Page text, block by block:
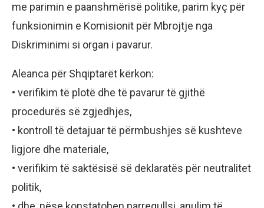
me parimin e paanshmërisë politike, parim kyç për
funksionimin e Komisionit për Mbrojtje nga
Diskriminimi si organ i pavarur.
Aleanca për Shqiptarët kërkon:
• verifikim të plotë dhe të pavarur të gjithë
procedurës së zgjedhjes,
• kontroll të detajuar të përmbushjes së kushteve
ligjore dhe materiale,
• verifikim të saktësisë së deklaratës për neutralitet
politik,